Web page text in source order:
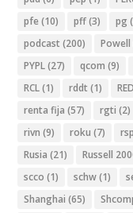
pfe (10) pff(3) pg
podcast (200) Powell
PYPL(27) qcom (9)
RCL(1) rddt (1)
renta fija (57) rgti (2)
rivn (9) roku (7) rsp
Rusia (21) Russell
scco (1) schw(1)
Shanghai (65)